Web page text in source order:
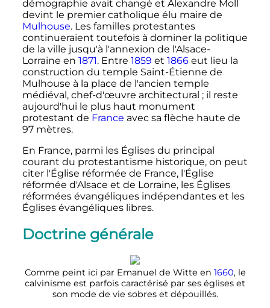
démographie avait changé et Alexandre Moll
devint le premier catholique élu maire de
Mulhouse. Les familles protestantes
continueraient toutefois à dominer la politique
de la ville jusqu'à l'annexion de l'Alsace-
Lorraine en 1871. Entre 1859 et 1866eut lieu la
construction du temple Saint-Étienne de
Mulhouse à la place de l'ancien temple
médiéval, chef-d'œuvre architectural ; il reste
aujourd'hui le plus haut monument
protestant de France avec sa flèche haute de
97 mètres.
En France, parmi les Églises du principal
courant du protestantisme historique, on peut
citer l'Église réformée de France, l'Église
réformée d'Alsace et de Lorraine, les Églises
réformées évangéliques indépendantes et les
Églises évangéliques libres.
Doctrine générale
Comme peint ici par Emanuel de Witte en 1660, le
calvinisme est parfois caractérisé par ses églises et
son mode de vie sobres et dépouillés.